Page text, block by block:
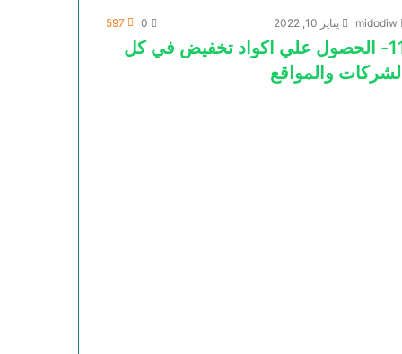
midodiw يناير 10, 2022 0
597
11- الحصول علي اكواد تخفيض في كل
الشركات والمواقع